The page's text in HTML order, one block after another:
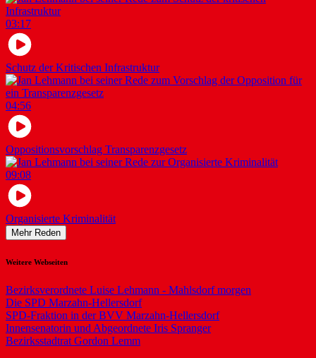
03:17
Schutz der Kritischen Infrastruktur
04:56
Oppositionsvorschlag Transparenzgesetz
09:08
Organisierte Kriminalität
Mehr Reden
Weitere Webseiten
Bezirksverordnete Luise Lehmann - Mahlsdorf morgen
Die SPD Marzahn-Hellersdorf
SPD-Fraktion in der BVV Marzahn-Hellersdorf
Innensenatorin und Abgeordnete Iris Spranger
Bezirksstadtrat Gordon Lemm